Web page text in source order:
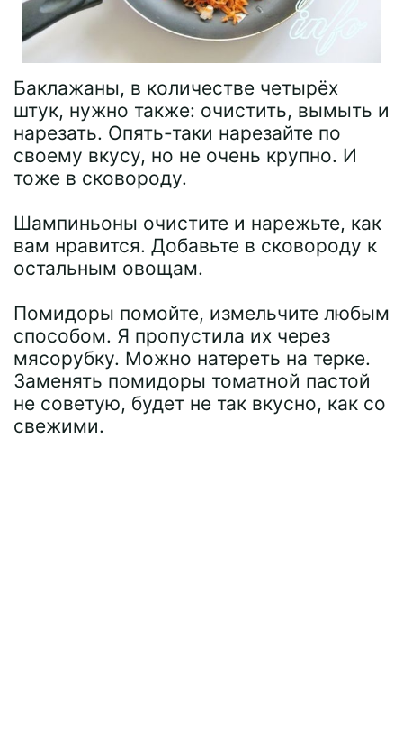
Баклажаны, в количестве четырёх
штук, нужно также: очистить, вымыть и
нарезать. Опять-таки нарезайте по
своему вкусу, но не очень крупно. И
тоже в сковороду.
Шампиньоны очистите и нарежьте, как
вам нравится. Добавьте в сковороду к
остальным овощам.
Помидоры помойте, измельчите любым
способом. Я пропустила их через
мясорубку. Можно натереть на терке.
Заменять помидоры томатной пастой
не советую, будет не так вкусно, как со
свежими.